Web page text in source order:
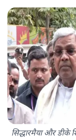
सिद्धारमैया और डीके